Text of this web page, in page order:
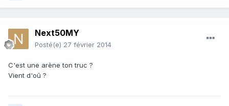
Next50MY
Posté(e) 27 février 2014
C'est une arène ton truc ?
Vient d'oû ?